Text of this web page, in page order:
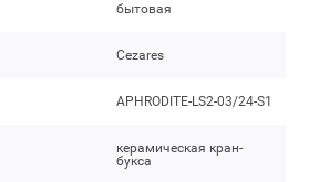
бытовая
Cezares
APHRODITE-LS2-03/24-S1
керамическая кран-
букса